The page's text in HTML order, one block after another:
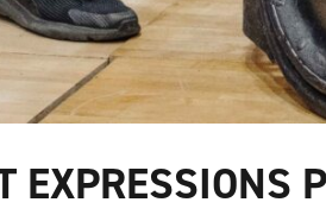
EXPRESSIONS